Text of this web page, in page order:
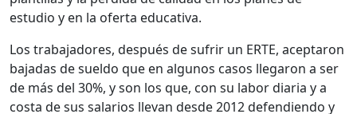
estudio y en la oferta educativa.
Los trabajadores, después de sufrir un ERTE, aceptaron
bajadas de sueldo que en algunos casos llegaron a ser
de más del 30%, y son los que, con su labor diaria y a
costa de sus salarios llevan desde 2012 defendiendo y